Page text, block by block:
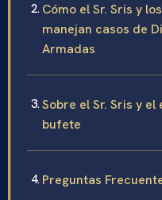
Cómo el Sr. Sris y
manejan casos de
Armadas
Sobre el Sr. Sris y
bufete
Preguntas